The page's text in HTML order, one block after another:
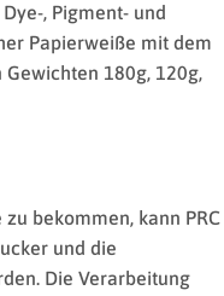
, Pigment- und
Papierweiße mit dem
180g, 120g,
bekommen, kann PRC
und die
Die Verarbeitung